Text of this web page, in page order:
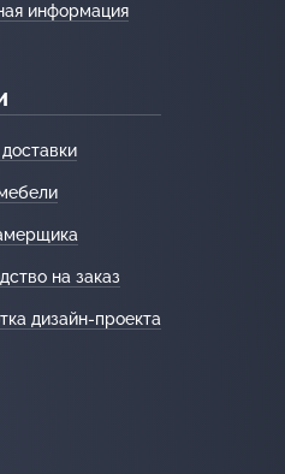
информация
на заказ
дизайн-проекта